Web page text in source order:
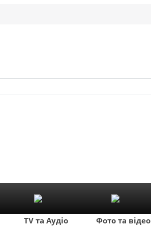
TV та Аудіо Фото та відео